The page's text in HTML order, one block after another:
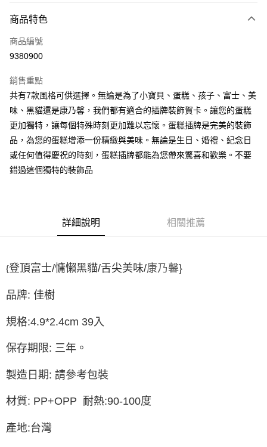
信用卡一次付款
超商取貨付款
Apple Pay
街口支付
悠遊付
全盈+PAY
AFTEE先享後付是「在收到商品之後才付款」的支付方式。 讓您購物簡單
３．安心：先確認商品／服務後，再付款。
１．於結帳方式選擇「AFTEE先享後付」後，將跳轉至「AFTEE先享後付」
２．訂單成立數日內，您將收到繳費通知簡訊。
３．收到繳費通知簡訊後14天內，點擊此簡訊中的連結，可透過四大超商／
※ 請注意：結帳手續完成當下不需立刻繳費，但若您需要取消訂單，請聯絡
後付繳納相關費用。
※ 交易是否成功請以「AFTEE先享後付 」之結帳頁面顯示為準，若有關於
客戶支援中心」 https://netprotections.freshdesk.com/support/home
【注意事項】
１．透過由恩沛科技股份有限公司提供之「AFTEE先享後付」服務完成之交
全家取貨付款-重量限制含紙箱10kg，請控制商品重量在9~9.5
每筆NT$90，滿NT$990(含以上)免運費
付款後全家取貨-重量限制含紙箱10kg，請控制商品重量在9~
每筆NT$90，滿NT$990(含以上)免運費
7-11取貨付款-重量限制含紙箱10kg，請控制商品重量在9~9.5
每筆NT$90，滿NT$990(含以上)免運費
付款後7-11取貨-重量限制含紙箱10kg，請控制商品重量在9~
商品特色
商品編號
9380900
銷售重點
共有7款風格可供選擇。無論是為了小寶貝、蛋糕、孩子、富士、美
味、黑貓還是康乃馨，我們都有適合的插牌裝飾賀卡。讓您的蛋糕
更加獨特，讓每個特殊時刻更加難以忘懷。蛋糕插牌是完美的裝飾
品，為您的蛋糕增添一份精緻與美味。無論是生日、婚禮、紀念日
或任何值得慶祝的時刻，蛋糕插牌都能為您帶來驚喜和歡樂。不要
錯過這個獨特的裝飾品
詳細說明 相關推薦
{登頂富士/慵懶黑貓/舌尖美味/康乃馨}
品牌: 佳樹
規格:4.9*2.4cm 39入
保存期限: 三年。
製造日期: 請參考包裝
材質: PP+OPP 耐熱:90-100度
產地:台灣